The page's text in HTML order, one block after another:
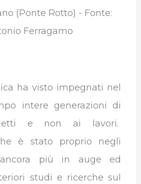
(Ponte Rotto) - Fonte:
Ferragamo
ha visto impegnati nel
intere generazioni di
e non ai lavori.
è stato proprio negli
più in auge ed
studi e ricerche sul